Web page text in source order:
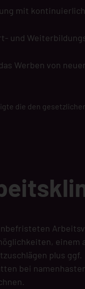
mit
und
Werben von
die den
einem
plus ggf.
bei